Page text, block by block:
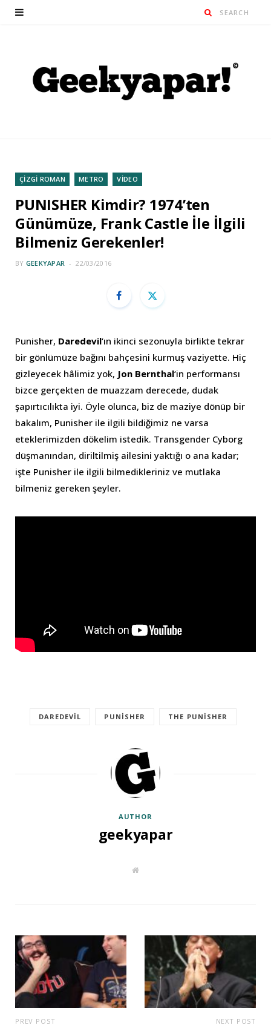
ÇİZGİ ROMAN METRO VİDEO
PUNISHER Kimdir? 1974’ten
Günümüze, Frank Castle İle İlgili
Bilmeniz Gerekenler!
BY GEEKYAPAR 22/03/2016
Punisher, Daredevil‘ın ikinci sezonuyla birlikte tekrar
bir gönlümüze bağını bahçesini kurmuş vaziyette. Hiç
gizleyecek hâlimiz yok, Jon Bernthal‘in performansı
bizce gerçekten de muazzam derecede, dudak
şapırtıcılıkta iyi. Öyle olunca, biz de maziye dönüp bir
bakalım, Punisher ile ilgili bildiğimiz ne varsa
eteklerimizden dökelim istedik. Transgender Cyborg
düşmanından, diriltilmiş ailesini yaktığı o ana kadar;
işte Punisher ile ilgili bilmedikleriniz ve mutlaka
bilmeniz gereken şeyler.
DAREDEVIL PUNISHER THE PUNISHER
AUTHOR
geekyapar
W
PREV POST NEXT POST